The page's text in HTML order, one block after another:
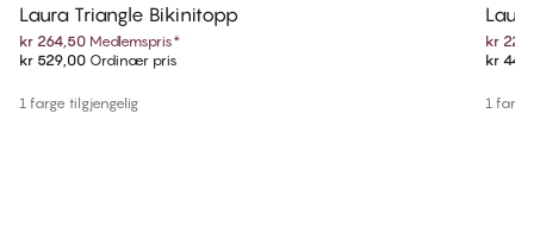
Laura Triangle Bikinitopp
kr 264,50 Medlemspris*
kr 529,00 Ordinær pris
1 farge tilgjengelig
kr
kr
1